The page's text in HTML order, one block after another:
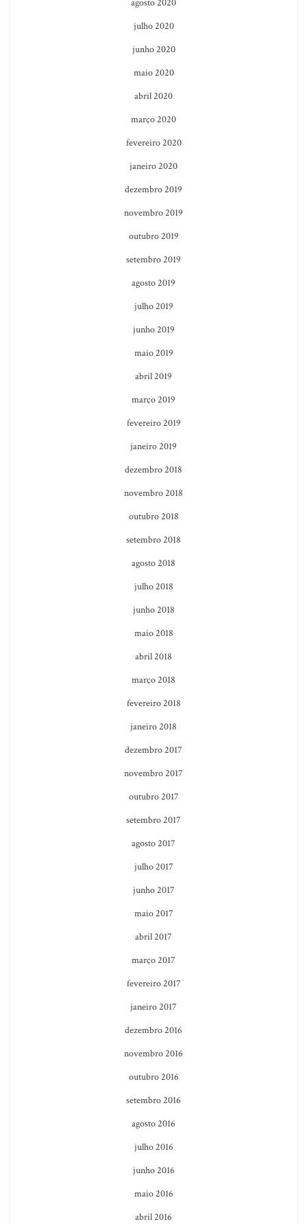
agosto 2020
julho 2020
junho 2020
maio 2020
abril 2020
março 2020
fevereiro 2020
janeiro 2020
dezembro 2019
novembro 2019
outubro 2019
setembro 2019
agosto 2019
julho 2019
junho 2019
maio 2019
abril 2019
março 2019
fevereiro 2019
janeiro 2019
dezembro 2018
novembro 2018
outubro 2018
setembro 2018
agosto 2018
julho 2018
junho 2018
maio 2018
abril 2018
março 2018
fevereiro 2018
janeiro 2018
dezembro 2017
novembro 2017
outubro 2017
setembro 2017
agosto 2017
julho 2017
junho 2017
maio 2017
abril 2017
março 2017
fevereiro 2017
janeiro 2017
dezembro 2016
novembro 2016
outubro 2016
setembro 2016
agosto 2016
julho 2016
junho 2016
maio 2016
abril 2016